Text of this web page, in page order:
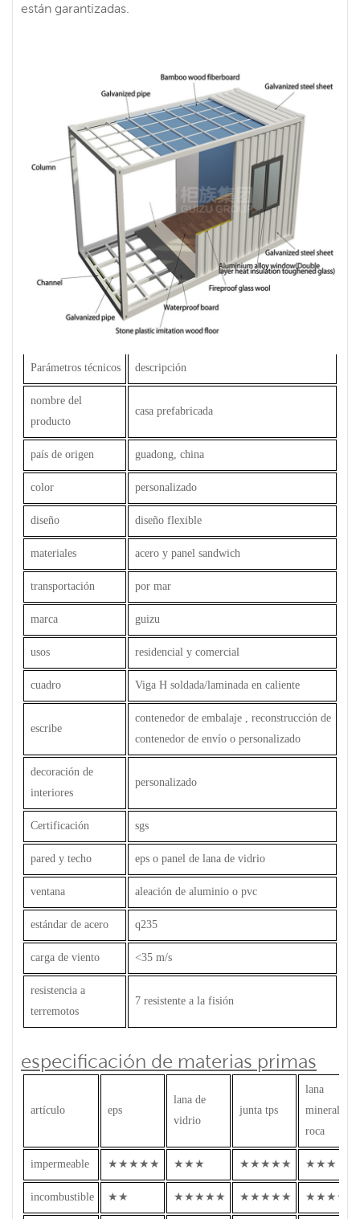
están garantizadas.
Parámetros técnicos descripción
nombre del
producto
casa prefabricada
país de origen guadong, china
color personalizado
diseño diseño flexible
materiales acero y panel sandwich
transportación por mar
marca guizu
usos residencial y comercial
cuadro Viga H soldada/laminada en caliente
escribe
contenedor de embalaje , reconstrucción de
contenedor de envío o personalizado
decoración de
interiores
personalizado
Certificación sgs
pared y techo eps o panel de lana de vidrio
ventana aleación de aluminio o pvc
estándar de acero q235
carga de viento <35 m/s
resistencia a
terremotos
7 resistente a la fisión
especificación de materias primas
artículo eps
lana de
vidrio
junta tps
lana
mineral de
roca
impermeable ★★★★★ ★★★ ★★★★★ ★★★
incombustible ★★ ★★★★★ ★★★★★ ★★★★★